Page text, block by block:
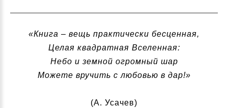
«Книга – вещь практически бесценная,
Целая квадратная Вселенная:
Небо и земной огромный шар
Можете вручить с любовью в дар!»
(А. Усачев)